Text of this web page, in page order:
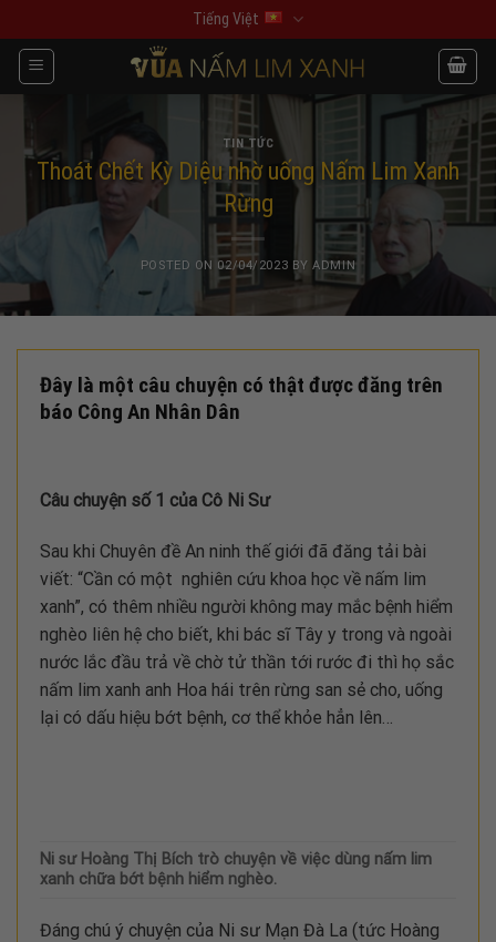
to
content
Tiếng Việt
TIN TỨC
Thoát Chết Kỳ Diệu nhờ uống Nấm Lim Xanh
Rừng
POSTED ON 02/04/2023 BYADMIN
Đây là một câu chuyện có thật được đăng trên
báo Công An Nhân Dân
Câu chuyện số 1 của Cô Ni Sư
Sau khi Chuyên đề An ninh thế giới đã đăng tải bài
viết: “Cần có một nghiên cứu khoa học về nấm lim
xanh”, có thêm nhiều người không may mắc bệnh hiểm
nghèo liên hệ cho biết, khi bác sĩ Tây y trong và ngoài
nước lắc đầu trả về chờ tử thần tới rước đi thì họ sắc
nấm lim xanh anh Hoa hái trên rừng san sẻ cho, uống
lại có dấu hiệu bớt bệnh, cơ thể khỏe hẳn lên…
Ni sư Hoàng Thị Bích trò chuyện về việc dùng nấm lim
xanh chữa bớt bệnh hiểm nghèo.
Đáng chú ý chuyện của Ni sư Mạn Đà La (tức Hoàng